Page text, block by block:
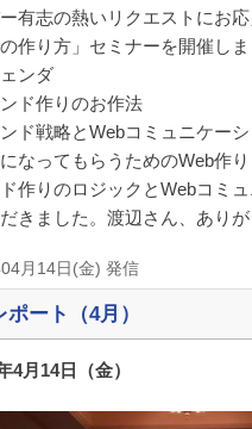
ー有志の熱いリクエストにお
作り方」セミナーを開催しま
ンダ
ンド作りのお作法
ンド戦略とWebコミュニケー
になってもらうためのWeb作り
作りのロジックとWebコミ
きました。渡辺さん、ありが
月14日(金) 発信
ート（4月）
4月14日（金）